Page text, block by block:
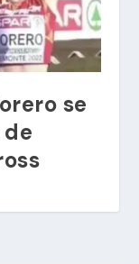
se